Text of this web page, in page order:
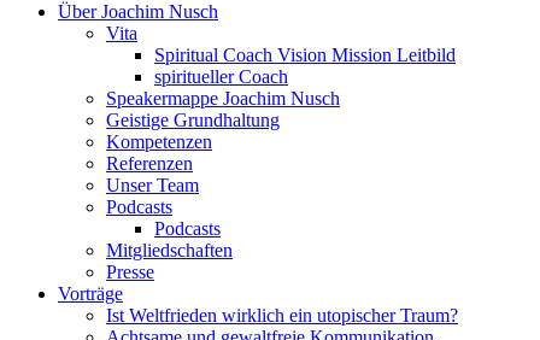
Über Joachim Nusch
Vita
Spiritual Coach Vision Mission Leitbild
spiritueller Coach
Speakermappe Joachim Nusch
Geistige Grundhaltung
Kompetenzen
Referenzen
Unser Team
Podcasts
Podcasts
Mitgliedschaften
Presse
Vorträge
Ist Weltfrieden wirklich ein utopischer Traum?